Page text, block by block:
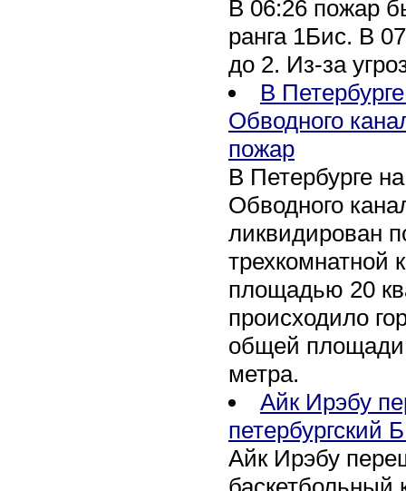
В 06:26 пожар
ранга 1Бис. В
до 2. Из-за
В
Обводного
пожар
В Петербурге
Обводного
ликвидирован
трехкомнатной
площадью 20
происходило
общей площади
метра.
Айк Ирэбу
петербургский
Айк Ирэбу